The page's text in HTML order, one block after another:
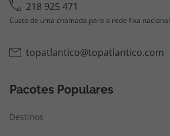
218 925 471
Custo de uma chamada para a rede fixa nacional
topatlantico@topatlantico.com
Pacotes Populares
Destinos